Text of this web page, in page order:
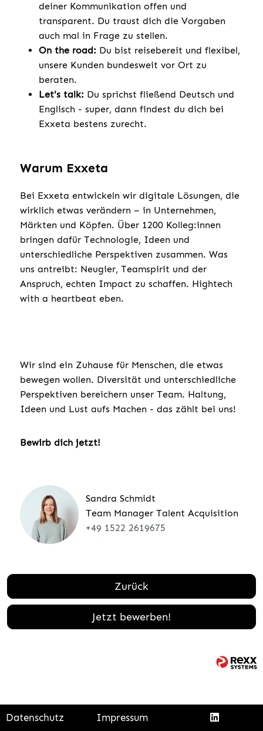
deiner Kommunikation offen und
transparent. Du traust dich die Vorgaben
auch mal in Frage zu stellen.
On the road: Du bist reisebereit und flexibel,
unsere Kunden bundesweit vor Ort zu
beraten.
Let's talk: Du sprichst fließend Deutsch und
Englisch - super, dann findest du dich bei
Exxeta bestens zurecht.
Warum Exxeta
Bei Exxeta entwickeln wir digitale Lösungen, die
wirklich etwas verändern – in Unternehmen,
Märkten und Köpfen. Über 1200 Kolleg:innen
bringen dafür Technologie, Ideen und
unterschiedliche Perspektiven zusammen. Was
uns antreibt: Neugier, Teamspirit und der
Anspruch, echten Impact zu schaffen. Hightech
with a heartbeat eben.
Wir sind ein Zuhause für Menschen, die etwas
bewegen wollen. Diversität und unterschiedliche
Perspektiven bereichern unser Team. Haltung,
Ideen und Lust aufs Machen - das zählt bei uns!
Bewirb dich jetzt!
Sandra Schmidt
Team Manager Talent Acquisition
+49 1522 2619675
Zurück
Jetzt bewerben!
Datenschutz Impressum